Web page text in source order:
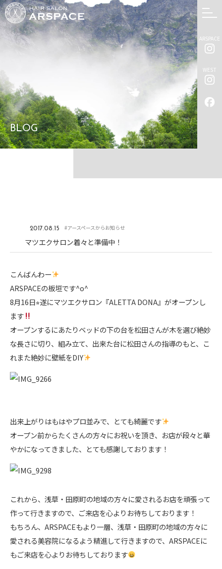
ARSPACE
WEST
BLOG
2017.08.15 #アースペースからお知らせ
マツエクサロン着々と準備中！
こんばんわー
ARSPACEの板垣です^o^
8月16日⭐︎遂にマツエクサロン『ALETTA DONA』がオープンし
ます
オープンするにあたりベッドの下の台を松田さんが木を選び絶妙
な長さに切り、組み立て、出来た台に松田さんの指導のもと、こ
れまた絶妙に壁紙をDIY
出来上がりはもはやプロ並みで、とても綺麗です
オープン前からたくさんの方々にお祝いを頂き、お店が段々と華
やかになってきました、とても感謝しております！
これから、浅草・田原町の地域の方々に愛されるお店を頑張って
作って行きますので、ご来店を心よりお待ちしております！
もちろん、ARSPACEもより一層、浅草・田原町の地域の方々に
愛される美容院になるよう精進して行きますので、ARSPACEに
もご来店を心よりお待ちしております